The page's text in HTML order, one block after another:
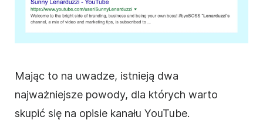
Mając to na uwadze, istnieją dwa
najważniejsze powody, dla których warto
skupić się na opisie kanału YouTube.